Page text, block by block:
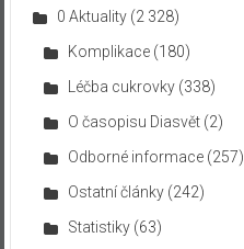
0 Aktuality(2 328)
Komplikace(180)
Léčba cukrovky(338)
O časopisu Diasvět(2)
Odborné informace(257)
Ostatní články(242)
Statistiky(63)